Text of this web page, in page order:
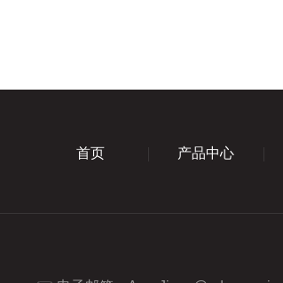
首页 产品中心